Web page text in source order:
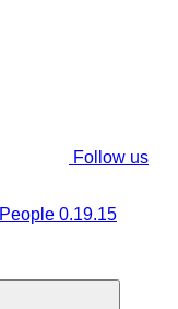
Follow us
People 0.19.15